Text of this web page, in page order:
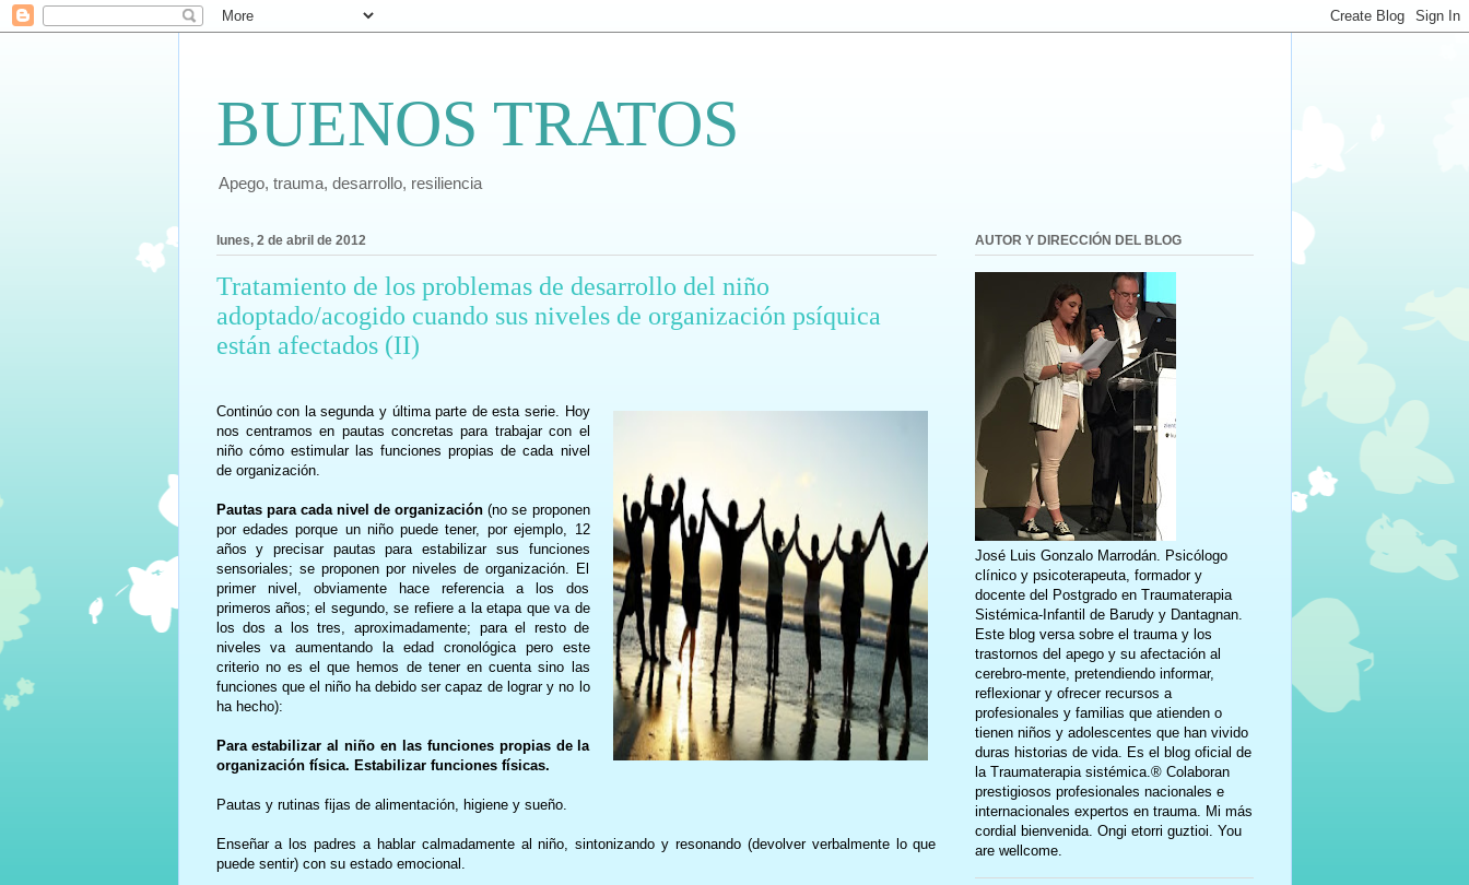
BUENOS TRATOS
Apego, trauma, desarrollo, resiliencia
lunes, 2 de abril de 2012
Tratamiento de los problemas de desarrollo del niño
adoptado/acogido cuando sus niveles de organización psíquica
están afectados (II)
Continúo con la segunda y última parte de esta serie. Hoy
nos centramos en pautas concretas para trabajar con el
niño cómo estimular las funciones propias de cada nivel
de organización.
Pautas para cada nivel de organización (no se proponen
por edades porque un niño puede tener, por ejemplo, 12
años y precisar pautas para estabilizar sus funciones
sensoriales; se proponen por niveles de organización. El
primer nivel, obviamente hace referencia a los dos
primeros años; el segundo, se refiere a la etapa que va de
los dos a los tres, aproximadamente; para el resto de
niveles va aumentando la edad cronológica pero este
criterio no es el que hemos de tener en cuenta sino las
funciones que el niño ha debido ser capaz de lograr y no lo
ha hecho):
Para estabilizar al niño en las funciones propias de la
organización física. Estabilizar funciones físicas.
Pautas y rutinas fijas de alimentación, higiene y sueño.
Enseñar a los padres a hablar calmadamente al niño, sintonizando y resonando (devolver verbalmente lo que
puede sentir) con su estado emocional.
AUTOR Y DIRECCIÓN DEL BLOG
José Luis Gonzalo Marrodán. Psicólogo
clínico y psicoterapeuta, formador y
docente del Postgrado en Traumaterapia
Sistémica-Infantil de Barudy y Dantagnan.
Este blog versa sobre el trauma y los
trastornos del apego y su afectación al
cerebro-mente, pretendiendo informar,
reflexionar y ofrecer recursos a
profesionales y familias que atienden o
tienen niños y adolescentes que han vivido
duras historias de vida. Es el blog oficial de
la Traumaterapia sistémica.® Colaboran
prestigiosos profesionales nacionales e
internacionales expertos en trauma. Mi más
cordial bienvenida. Ongi etorri guztioi. You
are wellcome.